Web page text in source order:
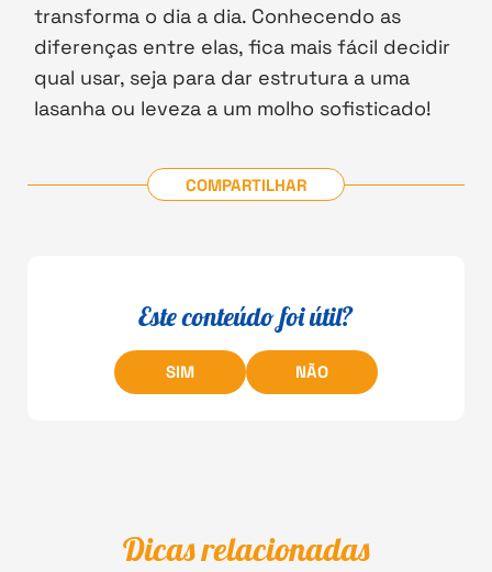
transforma o dia a dia. Conhecendo as
diferenças entre elas, fica mais fácil decidir
qual usar, seja para dar estrutura a uma
lasanha ou leveza a um molho sofisticado!
COMPARTILHAR
Este conteúdo foi útil?
SIM NÃO
Dicas relacionadas